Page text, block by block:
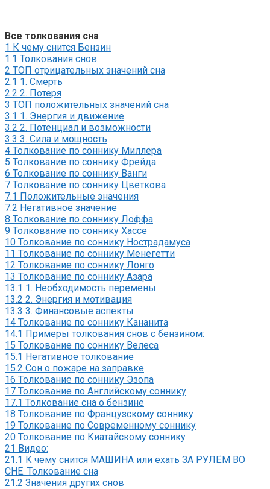
Все толкования сна
1 К чему снится Бензин
1.1 Толкования снов:
2 ТОП отрицательных значений сна
2.1 1. Смерть
2.2 2. Потеря
3 ТОП положительных значений сна
3.1 1. Энергия и движение
3.2 2. Потенциал и возможности
3.3 3. Сила и мощность
4 Толкование по соннику Миллера
5 Толкование по соннику Фрейда
6 Толкование по соннику Ванги
7 Толкование по соннику Цветкова
7.1 Положительные значения
7.2 Негативное значение
8 Толкование по соннику Лоффа
9 Толкование по соннику Хассе
10 Толкование по соннику Нострадамуса
11 Толкование по соннику Менегетти
12 Толкование по соннику Лонго
13 Толкование по соннику Азара
13.1 1. Необходимость перемены
13.2 2. Энергия и мотивация
13.3 3. Финансовые аспекты
14 Толкование по соннику Кананита
14.1 Примеры толкования снов с бензином:
15 Толкование по соннику Велеса
15.1 Негативное толкование
15.2 Сон о пожаре на заправке
16 Толкование по соннику Эзопа
17 Толкование по Английскому соннику
17.1 Толкование сна о бензине
18 Толкование по Французскому соннику
19 Толкование по Современному соннику
20 Толкование по Киатайскому соннику
21 Видео:
21.1 К чему снится МАШИНА или ехать ЗА РУЛЁМ ВО
СНЕ. Толкование сна
21.2 Значения других снов